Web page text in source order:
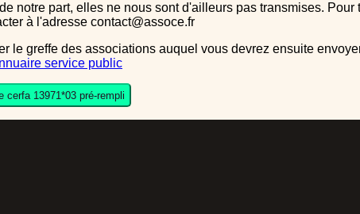
notre part, elles ne nous sont d'ailleurs pas transmises.
à l'adresse contact@assoce.fr
service public
cerfa 13971*03 pré-rempli